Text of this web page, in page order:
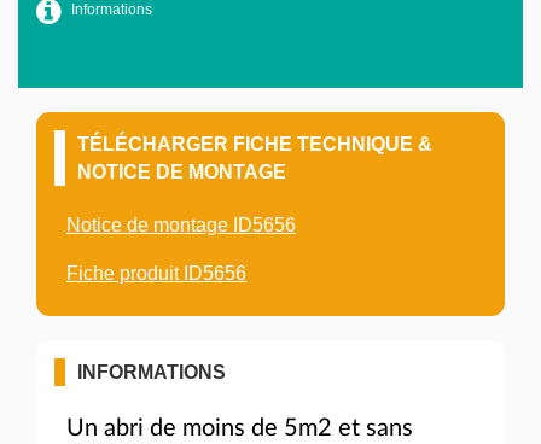
Informations
TÉLÉCHARGER FICHE TECHNIQUE &
NOTICE DE MONTAGE
Notice de montage ID5656
Fiche produit ID5656
INFORMATIONS
Un abri de moins de 5m2 et sans